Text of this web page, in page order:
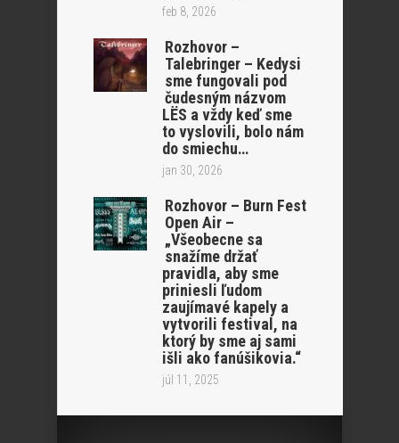
feb 8, 2026
Rozhovor –
Talebringer – Kedysi
sme fungovali pod
čudesným názvom
LËS a vždy keď sme
to vyslovili, bolo nám
do smiechu…
jan 30, 2026
Rozhovor – Burn Fest
Open Air –
„Všeobecne sa
snažíme držať
pravidla, aby sme
priniesli ľudom
zaujímavé kapely a
vytvorili festival, na
ktorý by sme aj sami
išli ako fanúšikovia.“
júl 11, 2025